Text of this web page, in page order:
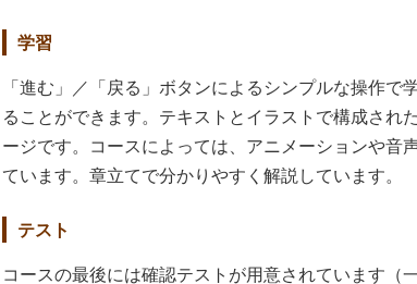
学習
「進む」／「戻る」ボタンによるシンプルな操作で
ることができます。テキストとイラストで構成され
ージです。コースによっては、アニメーションや音
ています。章立てで分かりやすく解説しています。
テスト
コースの最後には確認テストが用意されています（